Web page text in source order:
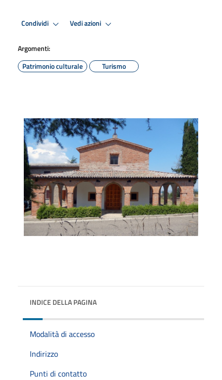
Condividi Vedi azioni
Argomenti:
Patrimonio culturale
Turismo
INDICE DELLA PAGINA
Modalità di accesso
Indirizzo
Punti di contatto